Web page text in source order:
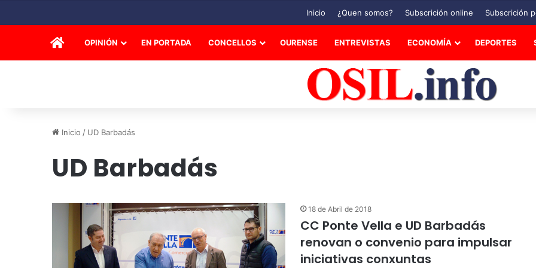
Inicio ¿Quen somos? Subscrición online Subscrición
INICIOOPINIÓN EN PORTADA CONCELLOS OURENSE ENTREVISTAS ECONOMÍA DEPORTES
Inicio / UD Barbadás
UD Barbadás
18 de Abril de 2018
CC Ponte Vella e UD Barbadás
renovan o convenio para impulsar
iniciativas conxuntas